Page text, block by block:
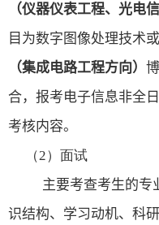
（仪器仪表工程、光电
目为数字图像处理技术
（集成电路工程方向）
合， 报考电子信息非全
考核内容。
（2）面试
主要考查考生的专
识结构、学习动机、科